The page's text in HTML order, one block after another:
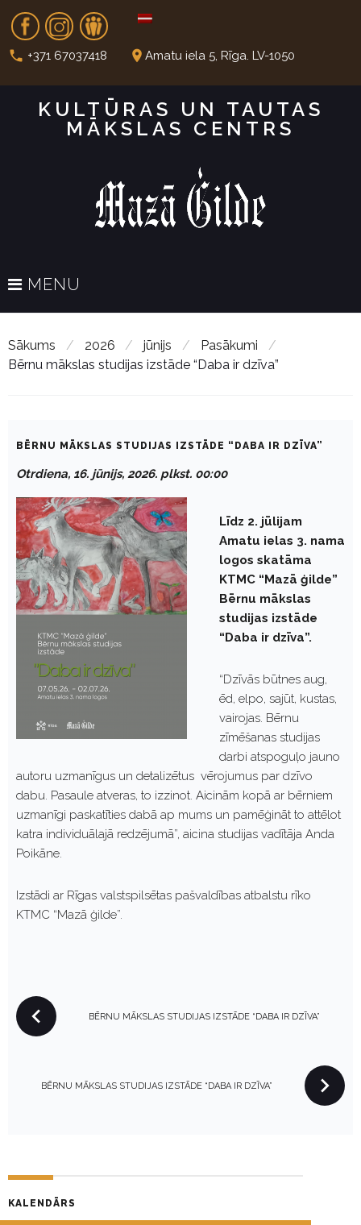
t
Fb In Dr
call +371 67037418 place Amatu iela 5, Rīga. LV-1050
KULTŪRAS UN TAUTAS
MĀKSLAS CENTRS
MENU
Sākums / 2026 / jūnijs / Pasākumi
/
Bērnu mākslas studijas izstāde “Daba ir dzīva”
BĒRNU MĀKSLAS STUDIJAS IZSTĀDE “DABA IR DZĪVA”
Otrdiena, 16. jūnijs, 2026. plkst. 00:00
Līdz 2. jūlijam
Amatu ielas 3. nama
logos skatāma
KTMC “Mazā ģilde”
Bērnu mākslas
studijas izstāde
“Daba ir dzīva”.
“Dzīvās būtnes aug,
ēd, elpo, sajūt, kustas,
vairojas. Bērnu
zīmēšanas studijas
darbi atspoguļo jauno
autoru uzmanīgus un detalizētus vērojumus par dzīvo
dabu. Pasaule atveras, to izzinot. Aicinām kopā ar bērniem
uzmanīgi paskatīties dabā ap mums un pamēģināt to attēlot
katra individuālajā redzējumā”, aicina studijas vadītāja Anda
Poikāne.
Izstādi ar Rīgas valstspilsētas pašvaldības atbalstu rīko
KTMC “Mazā ģilde”.
P
O
G
A
T
BĒRNU MĀKSLAS STUDIJAS IZSTĀDE “DABA IR DZĪVA”
BĒRNU MĀKSLAS STUDIJAS IZSTĀDE “DABA IR DZĪVA”
KALENDĀRS